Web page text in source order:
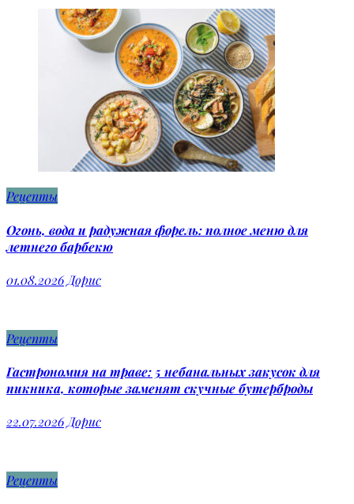
Рецепты
Огонь, вода и радужная форель: полное меню для
летнего барбекю
01.08.2026 Дорис
Рецепты
Гастрономия на траве: 5 небанальных закусок для
пикника, которые заменят скучные бутерброды
22.07.2026Дорис
Рецепты